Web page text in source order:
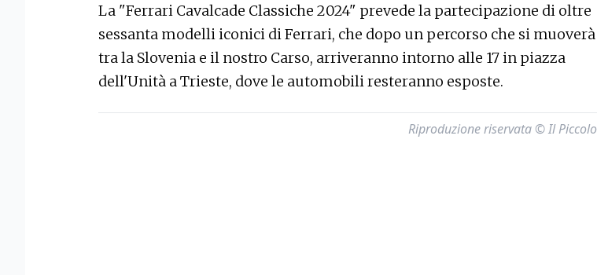
La "Ferrari Cavalcade Classiche 2024" prevede la partecipazione di oltre
sessanta modelli iconici di Ferrari, che dopo un percorso che si muoverà
tra la Slovenia e il nostro Carso, arriveranno intorno alle 17 in piazza
dell'Unità a Trieste, dove le automobili resteranno esposte.
Riproduzione riservata © Il Piccolo